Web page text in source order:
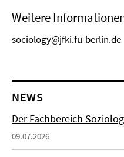
Weitere
sociology@jfki.fu-berlin.de
NEWS
Der Fachbereich
09.07.2026